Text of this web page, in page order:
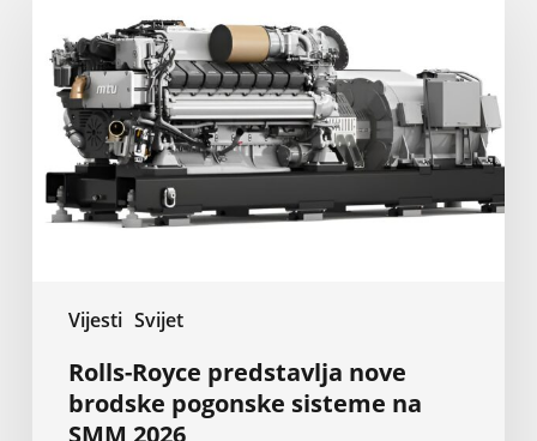
Vijesti Svijet
predstavlja
nove
brodske
pogonske
sisteme
na
SMM
Rolls-Royce predstavlja nove
brodske pogonske sisteme na